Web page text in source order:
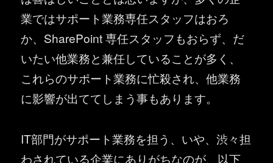
業ではサポート業務専任スタッフはおろ
か、SharePoint 専任スタッフもおらず、だ
いたい他業務と兼任していることが多く、
これらのサポート業務に忙殺され、他業務
に影響が出ててしまう事もあります。
IT部門がサポート業務を担う、いや、渋々担
わされている企業にありがちなのが、以下